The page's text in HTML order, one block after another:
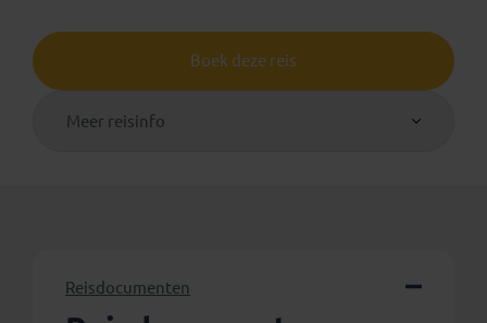
Boek deze reis
Meer reisinfo
Reisdocumenten